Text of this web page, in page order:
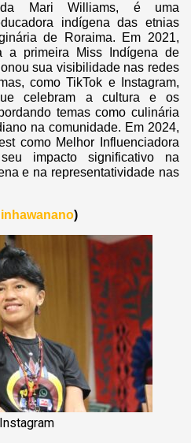
Mari Williams, é uma
indígena das etnias
de Roraima. Em 2021,
a primeira Miss Indígena de
sua visibilidade nas redes
como TikTok e Instagram,
celebram a cultura e os
temas como culinária
na comunidade. Em 2024,
como Melhor Influenciadora
impacto significativo na
e na representatividade nas
)